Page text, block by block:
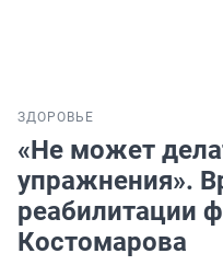
ЗДОРОВЬЕ
«Не может
упражнения».
реабилитации
Костомарова